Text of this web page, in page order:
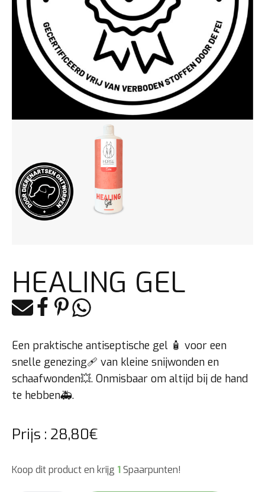
HEALING GEL
E-mailFacebook
PinterestWhatsapp
Een praktische antiseptische gel 🧴 voor een
snelle genezing🩹 van kleine snijwonden en
schaafwonden💥. Onmisbaar om altijd bij de hand
te hebben🚑.
Prijs : 28,80€
Koop dit product en krijg 1Spaarpunten!